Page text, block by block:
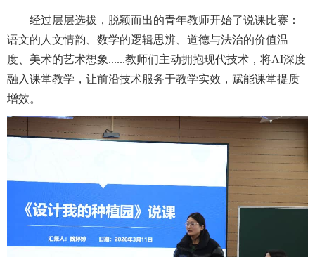
经过层层选拔，脱颖而出的青年教师开始了说课比赛：
语文的人文情韵、数学的逻辑思辨、道德与法治的价值温
度、美术的艺术想象......教师们主动拥抱现代技术，将AI深度
融入课堂教学，让前沿技术服务于教学实效，赋能课堂提质
增效。